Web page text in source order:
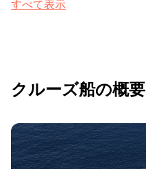
すべて表示
クルーズ船の概要